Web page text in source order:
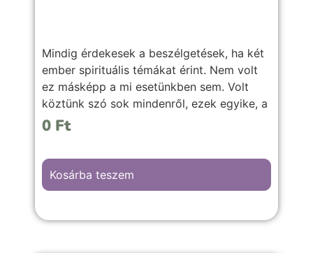
Mindig érdekesek a beszélgetések, ha két
ember spirituális témákat érint. Nem volt
ez másképp a mi esetünkben sem. Volt
köztünk szó sok mindenről, ezek egyike, a
reinkarnáció kérdése is lenyűgöző volt
részét adom most közre.
0 Ft
Kosárba teszem